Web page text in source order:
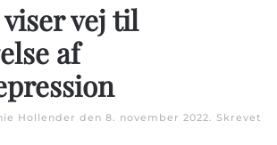
vej til
af
Hollender den 8. november 2022. Skrevet